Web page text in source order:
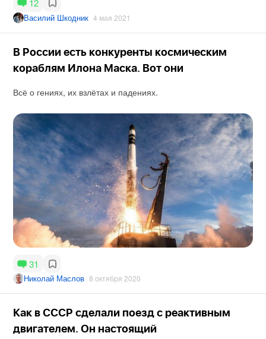
12
Василий Шкодник 4 мая 2021
В России есть конкуренты космическим
кораблям Илона Маска. Вот они
Всё о гениях, их взлётах и падениях.
31
Николай Маслов 8 октября 2020
Как в СССР сделали поезд с реактивным
двигателем. Он настоящий